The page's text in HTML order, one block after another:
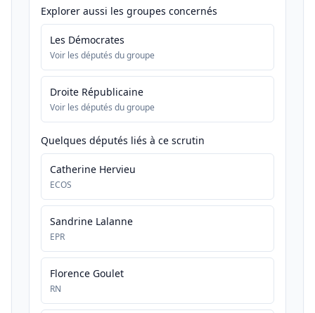
Explorer aussi les groupes concernés
Les Démocrates
Voir les députés du groupe
Droite Républicaine
Voir les députés du groupe
Quelques députés liés à ce scrutin
Catherine Hervieu
ECOS
Sandrine Lalanne
EPR
Florence Goulet
RN